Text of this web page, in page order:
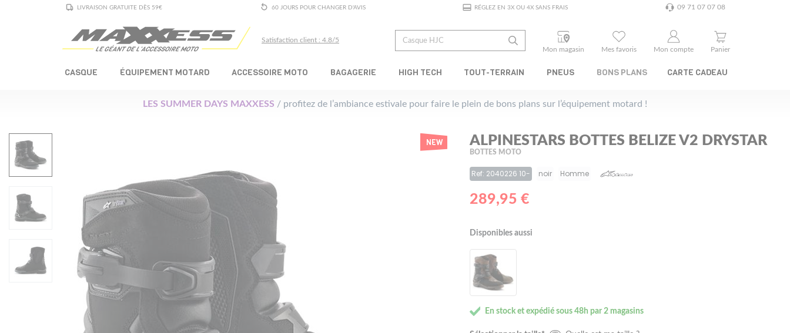
LIVRAISON GRATUITE DÈS 59€ 60 JOURS POUR CHANGER D'AVIS RÉGLEZ EN 3X OU 4X SANS FRAIS 09 71 07 07 08
Satisfaction client : 4.8/5
Mon magasin
Mes favoris Mon compte Panier
CASQUE ÉQUIPEMENT MOTARD ACCESSOIRE MOTO BAGAGERIE HIGH TECH TOUT-TERRAIN PNEUS BONS PLANS CARTE CADEAU
LES SUMMER DAYS MAXXESS / profitez de l’ambiance estivale pour faire le plein de bons plans sur l’équipement motard !
NEW ALPINESTARS BOTTES BELIZE V2 DRYSTAR
BOTTES MOTO
Ref: 2040226 10- noir Homme
289,95 €
Disponibles aussi
En stock et expédié sous 48h par 2 magasins